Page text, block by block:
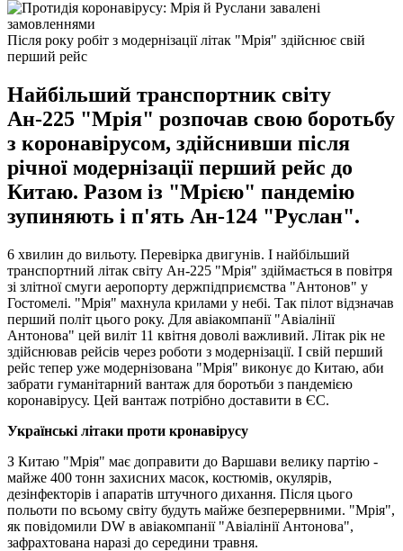
Після року робіт з модернізації літак "Мрія" здійснює свій
перший рейс
Найбільший транспортник світу
Ан-225 "Мрія" розпочав свою боротьбу
з коронавірусом, здійснивши після
річної модернізації перший рейс до
Китаю. Разом із "Мрією" пандемію
зупиняють і п'ять Ан-124 "Руслан".
6 хвилин до вильоту. Перевірка двигунів. І найбільший
транспортний літак світу Ан-225 "Мрія" здіймається в повітря
зі злітної смуги аеропорту держпідприємства "Антонов" у
Гостомелі. "Мрія" махнула крилами у небі. Так пілот відзначав
перший політ цього року. Для авіакомпанії "Авіалінії
Антонова" цей виліт 11 квітня доволі важливий. Літак рік не
здійснював рейсів через роботи з модернізації. І свій перший
рейс тепер уже модернізована "Мрія" виконує до Китаю, аби
забрати гуманітарний вантаж для боротьби з пандемією
коронавірусу. Цей вантаж потрібно доставити в ЄС.
Українські літаки проти кронавірусу
З Китаю "Мрія" має доправити до Варшави велику партію -
майже 400 тонн захисних масок, костюмів, окулярів,
дезінфекторів і апаратів штучного дихання. Після цього
польоти по всьому світу будуть майже безперервними. "Мрія",
як повідомили DW в авіакомпанії "Авіалінії Антонова",
зафрахтована наразі до середини травня.